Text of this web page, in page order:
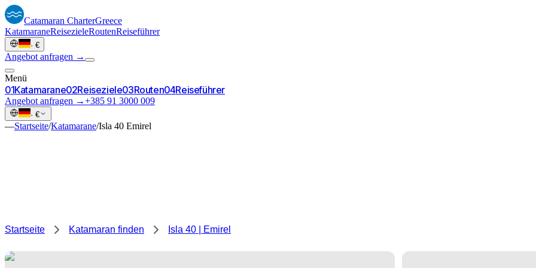
Catamaran CharterGreece
KatamaraneReisezieleRoutenReiseführer
· €
Angebot anfragen →
Menü
01Katamarane02Reiseziele03Routen04Reiseführer
Angebot anfragen →+385 91 3000 009
· €
—Startseite/Katamarane/Isla 40 Emirel
Startseite Katamaran finden Isla 40 | Emirel